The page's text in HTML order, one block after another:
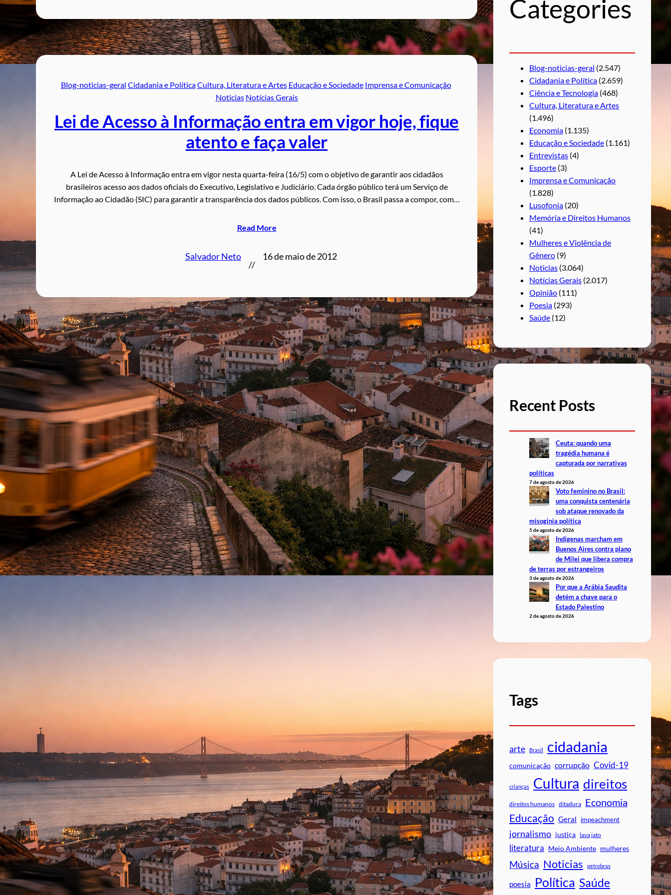
Blog-noticias-geral Cidadania e PolíticaCultura, Literatura e Artes Educação e Sociedade Imprensa e Comunicação
Noticias Notícias Gerais
Lei de Acesso à Informação entra em vigor hoje, fique
atento e faça valer
A Lei de Acesso à Informação entra em vigor nesta quarta-feira (16/5) com o objetivo de garantir aos cidadãos
brasileiros acesso aos dados oficiais do Executivo, Legislativo e Judiciário. Cada órgão público terá um Serviço de
Informação ao Cidadão (SIC) para garantir a transparência dos dados públicos. Com isso, o Brasil passa a compor, com…
Read More
Salvador Neto
//
16 de maio de 2012
a
Categories
Blog-noticias-geral (2.547)
Cidadania e Política (2.659)
Ciência e Tecnologia (468)
Cultura, Literatura e Artes
(1.496)
Economia (1.135)
Educação e Sociedade (1.161)
Entrevistas (4)
Esporte (3)
Imprensa e Comunicação
(1.828)
Lusofonia (20)
Memória e Direitos Humanos
(41)
Mulheres e Violência de
Gênero (9)
Noticias (3.064)
Notícias Gerais (2.017)
Opinião (111)
Poesia (293)
Saúde (12)
Recent Posts
Ceuta: quando uma
tragédia humana é
capturada por narrativas
políticas
7 de agosto de 2026
Voto feminino no Brasil:
uma conquista centenária
sob ataque renovado da
misoginia política
5 de agosto de 2026
Indígenas marcham em
Buenos Aires contra plano
de Milei que libera compra
de terras por estrangeiros
3 de agosto de 2026
Por que a Arábia Saudita
detém a chave para o
Estado Palestino
2 de agosto de 2026
Tags
arte Brasil cidadania
comunicação corrupção Covid-19
crianças Cultura direitos
direitos humanos ditadura Economia
Educação Geral impeachment
jornalismo justiça lava jato
literatura Meio Ambiente mulheres
Música Noticias petrobras
poesia Política Saúde